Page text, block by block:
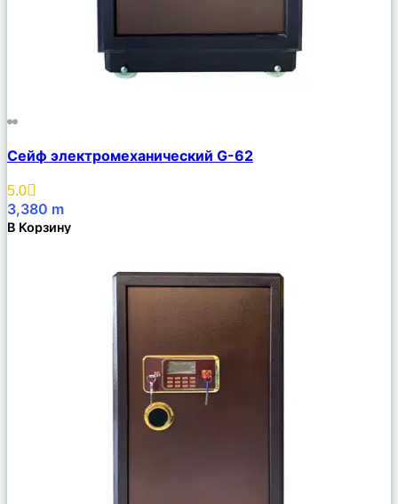
Описание
Избранное
Сейф электромеханический G-62
5.0
3,380 m
В Корзину